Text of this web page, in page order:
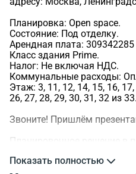
Планировка: Open space.
Состояние: Под отделку.
Арендная плата:
Класс здания Prime.
Налог: Не включая НДС.
Коммунальные расходы:
Этаж: 3, 11, 12, 14, 15, 16,
26, 27, 28, 29, 30, 31, 32 из 33.
Звоните! Пришлём
Планировочное решение в
Показать полностью